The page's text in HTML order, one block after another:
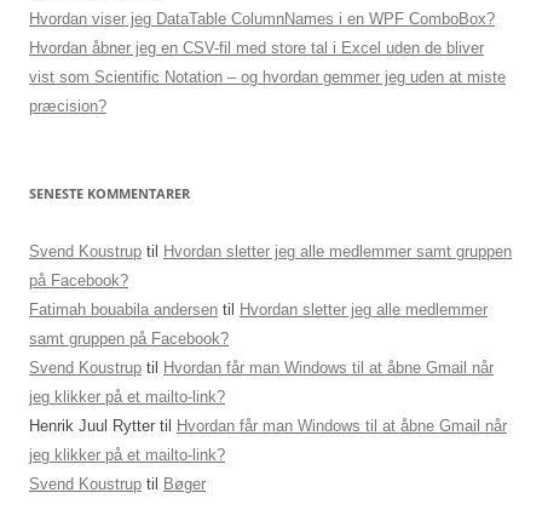
Hvordan viser jeg DataTable ColumnNames i en WPF ComboBox?
Hvordan åbner jeg en CSV-fil med store tal i Excel uden de bliver
vist som Scientific Notation – og hvordan gemmer jeg uden at miste
præcision?
SENESTE KOMMENTARER
Svend Koustrup til
Hvordan sletter jeg alle medlemmer samt gruppen
på Facebook?
Fatimah bouabila andersen til
Hvordan sletter jeg alle medlemmer
samt gruppen på Facebook?
Svend Koustrup til
Hvordan får man Windows til at åbne Gmail når
jeg klikker på et mailto-link?
Henrik Juul Rytter til
Hvordan får man Windows til at åbne Gmail når
jeg klikker på et mailto-link?
Svend Koustrup til Bøger